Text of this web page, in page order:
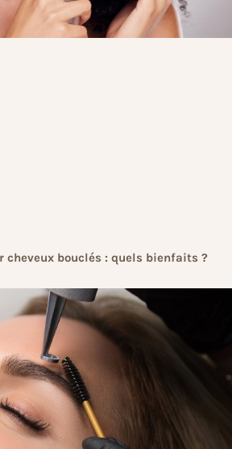
cheveux bouclés : quels bienfaits ?